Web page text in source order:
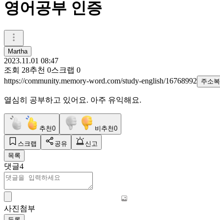
영어공부 인증
Martha
2023.11.01 08:47
조회 28추천 0스크랩 0
https://community.memory-word.com/study-english/16768992
주소
열심히 공부하고 있어요. 아주 유익해요.
추천0 비추천0
스크랩 공유
신고
목록
댓글4
사진첨부